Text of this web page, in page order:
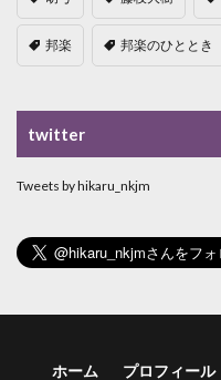
邦楽 邦楽のひととき
twitter
Tweets by hikaru_nkjm
ホーム プロフィール